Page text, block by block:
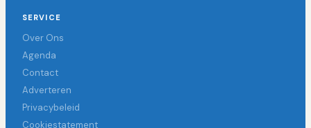
SERVICE
Over Ons
Agenda
Contact
Adverteren
Privacybeleid
Cookiestatement